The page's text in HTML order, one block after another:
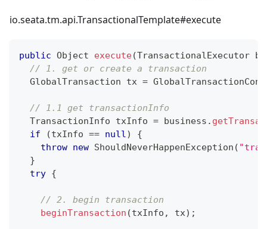
io.seata.tm.api.TransactionalTemplate#execute
public Object execute(TransactionalExecutor
// 1. get or create a transaction
GlobalTransaction tx =
// 1.1 get transactionInfo
TransactionInfo txInfo = business .
if
(txInfo == null)
{
throw new ShouldNeverHappenException (
}
try {
// 2. begin transaction
beginTransaction (txInfo , tx) ;